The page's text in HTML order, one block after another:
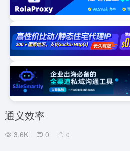
通义效率
3.6K 0 0